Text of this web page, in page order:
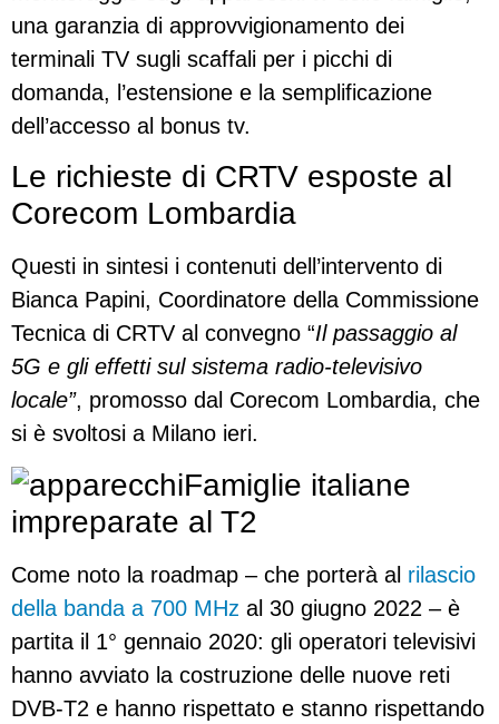
una garanzia di approvvigionamento dei
terminali TV sugli scaffali per i picchi di
domanda, l’estensione e la semplificazione
dell’accesso al bonus tv.
Le richieste di CRTV esposte al
Corecom Lombardia
Questi in sintesi i contenuti dell’intervento di
Bianca Papini, Coordinatore della Commissione
Tecnica di CRTV al convegno “Il passaggio al
5G e gli effetti sul sistema radio-televisivo
locale”, promosso dal Corecom Lombardia, che
si è svoltosi a Milano ieri.
Famiglie italiane
impreparate al T2
Come noto la roadmap – che porterà al rilascio
della banda a 700 MHz al 30 giugno 2022 – è
partita il 1° gennaio 2020: gli operatori televisivi
hanno avviato la costruzione delle nuove reti
DVB-T2 e hanno rispettato e stanno rispettando